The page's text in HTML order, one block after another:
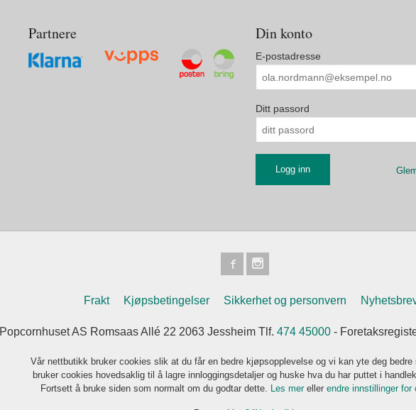
Partnere Din konto
E-postadresse
Ditt passord
Frakt Kjøpsbetingelser Sikkerhet og personvern
Popcornhuset AS Romsaas Allé 22 2063 Jessheim Tlf. 474 45000-
Vår nettbutikk bruker cookies slik at du får en bedre kjøpsopplevelse og vi kan yte deg bedre
bruker cookies hovedsaklig til å lagre innloggingsdetaljer og huske hva du har puttet i
Fortsett å bruke siden som normalt om du godtar dette. Les mer eller endre innstillinger for